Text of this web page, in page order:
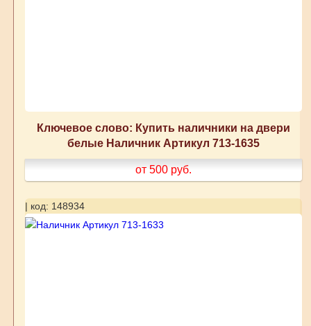
Ключевое слово: Купить наличники на двери
белые Наличник Артикул 713-1635
от 500 руб.
| код: 148934